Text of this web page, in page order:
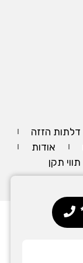
דלתות הזזה
אודות
תווי תקן